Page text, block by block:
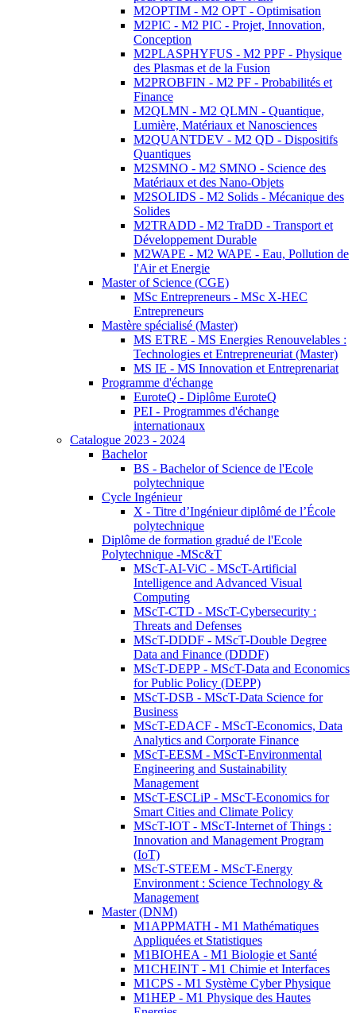
M2OPTIM - M2 OPT - Optimisation
M2PIC - M2 PIC - Projet, Innovation,
Conception
M2PLASPHYFUS - M2 PPF - Physique
des Plasmas et de la Fusion
M2PROBFIN - M2 PF - Probabilités et
Finance
M2QLMN - M2 QLMN - Quantique,
Lumière, Matériaux et Nanosciences
M2QUANTDEV - M2 QD - Dispositifs
Quantiques
M2SMNO - M2 SMNO - Science des
Matériaux et des Nano-Objets
M2SOLIDS - M2 Solids - Mécanique des
Solides
M2TRADD - M2 TraDD - Transport et
Développement Durable
M2WAPE - M2 WAPE - Eau, Pollution de
l'Air et Energie
Master of Science (CGE)
MSc Entrepreneurs - MSc X-HEC
Entrepreneurs
Mastère spécialisé (Master)
MS ETRE - MS Energies Renouvelables :
Technologies et Entrepreneuriat (Master)
MS IE - MS Innovation et Entreprenariat
Programme d'échange
EuroteQ - Diplôme EuroteQ
PEI - Programmes d'échange
internationaux
Catalogue 2023 - 2024
Bachelor
BS - Bachelor of Science de l'Ecole
polytechnique
Cycle Ingénieur
X - Titre d’Ingénieur diplômé de l’École
polytechnique
Diplôme de formation gradué de l'Ecole
Polytechnique -MSc&T
MScT-AI-ViC - MScT-Artificial
Intelligence and Advanced Visual
Computing
MScT-CTD - MScT-Cybersecurity :
Threats and Defenses
MScT-DDDF - MScT-Double Degree
Data and Finance (DDDF)
MScT-DEPP - MScT-Data and Economics
for Public Policy (DEPP)
MScT-DSB - MScT-Data Science for
Business
MScT-EDACF - MScT-Economics, Data
Analytics and Corporate Finance
MScT-EESM - MScT-Environmental
Engineering and Sustainability
Management
MScT-ESCLiP - MScT-Economics for
Smart Cities and Climate Policy
MScT-IOT - MScT-Internet of Things :
Innovation and Management Program
(IoT)
MScT-STEEM - MScT-Energy
Environment : Science Technology &
Management
Master (DNM)
M1APPMATH - M1 Mathématiques
Appliquées et Statistiques
M1BIOHEA - M1 Biologie et Santé
M1CHEINT - M1 Chimie et Interfaces
M1CPS - M1 Système Cyber Physique
M1HEP - M1 Physique des Hautes